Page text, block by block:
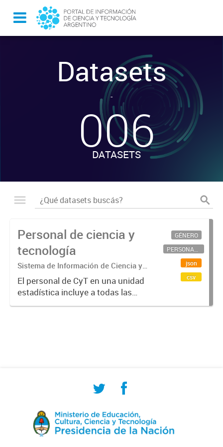
Datasets
-
006
DATASETS
Personal de ciencia y
tecnología
Sistema de Información de Ciencia y
Tecnología Argentino (SICYTAR)
El personal de CyT en una unidad
estadística incluye a todas las
personas involucradas
GÉNERO
PERSONAL CIENTÍFICO-TECNOLÓGICO
json
csv